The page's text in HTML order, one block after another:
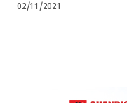
02/11/2021